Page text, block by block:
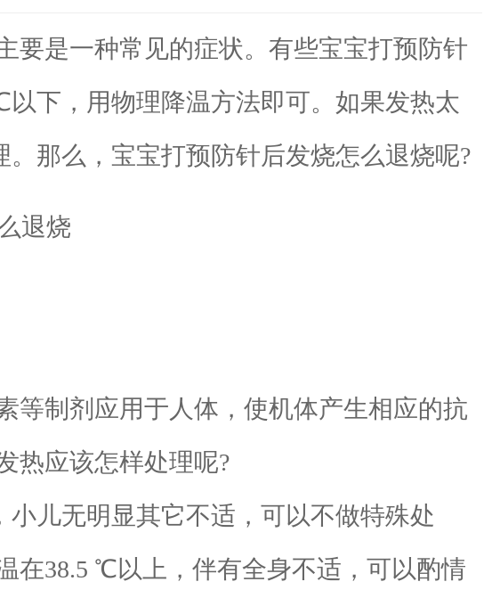
是一种常见的症状。有些宝宝打预防针
下，用物理降温方法即可。如果发热太
那么，宝宝打预防针后发烧怎么退烧呢?
制剂应用于人体，使机体产生相应的抗
热应该怎样处理呢?
儿无明显其它不适，可以不做特殊处
在38.5 ℃以上，伴有全身不适，可以酌情